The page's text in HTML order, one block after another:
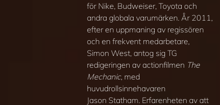
för Nike, Budweiser, Toyota och
andra globala varumärken. År 2011,
efter en uppmaning av regissören
och en frekvent medarbetare,
Simon West, antog sig TG
redigeringen av actionfilmen The
Mechanic, med
huvudrollsinnehavaren
Jason Statham. Erfarenheten av att